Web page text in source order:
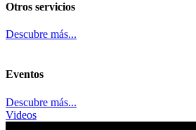
Otros servicios
Descubre más...
Eventos
Descubre más...
Videos